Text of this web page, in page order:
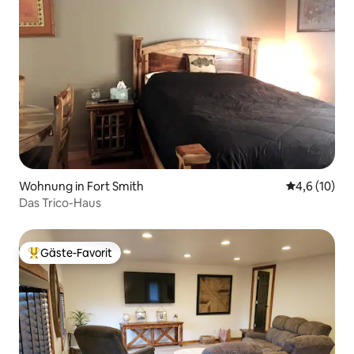
Wohnung in Fort Smith
4,6 (10)
Das Trico-Haus
Beliebter Gäste-Favorit.
Gäste-Favorit